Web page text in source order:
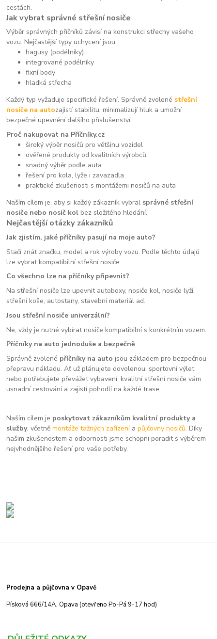
cestách.
Jak vybrat správné střešní nosiče
Výběr správných příčníků závisí na konstrukci střechy vašeho
vozu. Nejčastější typy uchycení jsou:
hagusy (podélníky)
integrované podélníky
fixní body
hladká střecha
Každý typ vyžaduje specifické řešení. Správně zvolené střešní
nosiče na autozajistí stabilitu, minimalizují hluk a umožní
bezpečné upevnění dalšího příslušenství.
Proč nakupovat na Příčníky.cz
široký výběr nosičů pro většinu vozidel
ověřené produkty od kvalitních výrobců
snadný výběr podle auta
řešení pro kola, lyže i zavazadla
praktické zkušenosti s montážemi nosičů na auta
Naším cílem je, aby si každý zákazník vybral správné střešní
nosiče nebo nosič kol bez složitého hledání.
Nejčastější otázky zákazníků
Jak zjistím, jaké příčníky pasují na moje auto?
Stačí znát značku, model a rok výroby vozu. Podle těchto údajů
lze vybrat kompatibilní střešní nosiče.
Co všechno lze na příčníky připevnit?
Na střešní nosiče lze upevnit autoboxy, nosiče kol, nosiče lyží,
střešní koše, autostany, stavební materiál ad.
Jsou střešní nosiče univerzální?
Ne, vždy je nutné vybírat nosiče kompatibilní s konkrétním vozem.
Příčníky na auto jednoduše a bezpečně
Správně zvolené příčníky na auto jsou základem pro bezpečnou
přepravu nákladu. Ať už plánujete dovolenou, sportovní výlet
nebo potřebujete převážet vybavení, kvalitní střešní nosiče vám
usnadní cestování a zajistí pohodlí na každé trase.
Naším cílem je poskytovat zákazníkům kvalitní produkty a
služby, včetněmontáže tažných zařízení apůjčovny nosičů. Díky
našim zkušenostem a odbornosti jsme schopni poradit s výběrem
nejvhodnějšího řešení pro vaše potřeby.
Prodejna a půjčovna v Opavě
Písková 666/14A, Opava (otevřeno Po-Pá 9-17 hod)